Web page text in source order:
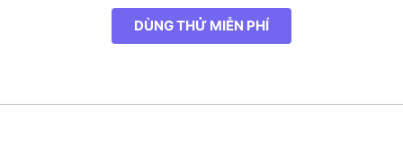
DÙNG THỬ MIỄN PHÍ